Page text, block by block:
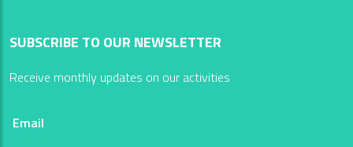
SUBSCRIBE TO OUR NEWSLETTER
Receive monthly updates on our activities
Email